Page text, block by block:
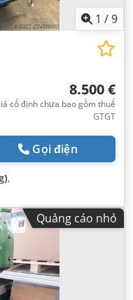
1 /9
8.500 €
cố định chưa bao gồm thuế
GTGT
Gọi điện
,
Quảng cáo nhỏ